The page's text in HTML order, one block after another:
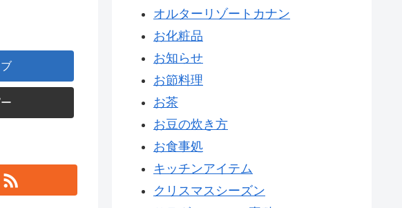
オルターリゾートカナン
お化粧品
お知らせ
お節料理
お茶
お豆の炊き方
お食事処
キッチンアイテム
クリスマスシーズン